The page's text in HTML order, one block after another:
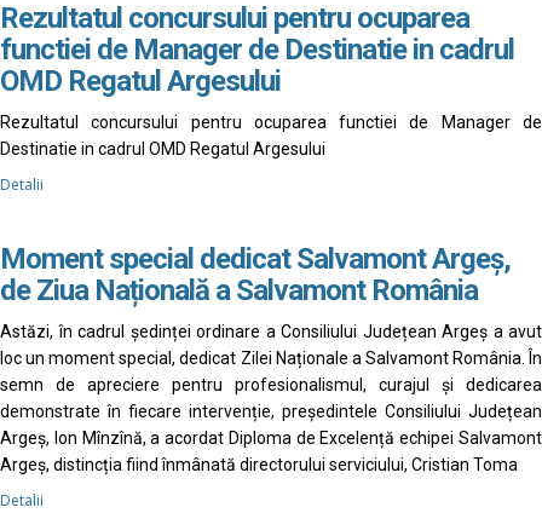
Rezultatul concursului pentru ocuparea
functiei de Manager de Destinatie in cadrul
OMD Regatul Argesului
Rezultatul concursului pentru ocuparea functiei de Manager de
Destinatie in cadrul OMD Regatul Argesului
Detalii
Moment special dedicat Salvamont Argeș,
de Ziua Națională a Salvamont România
Astăzi, în cadrul ședinței ordinare a Consiliului Județean Argeș a avut
loc un moment special, dedicat Zilei Naționale a Salvamont România. În
semn de apreciere pentru profesionalismul, curajul și dedicarea
demonstrate în fiecare intervenție, președintele Consiliului Județean
Argeș, Ion Mînzînă, a acordat Diploma de Excelență echipei Salvamont
Argeș, distincția fiind înmânată directorului serviciului, Cristian Toma
Detalii